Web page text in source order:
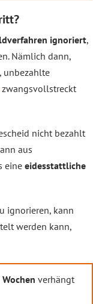
ignoriert,
Nämlich dann,
unbezahlte
zwangsvollstreckt
nicht bezahlt
aus
eineeidesstattliche
ignorieren, kann
werden kann,
verhängt